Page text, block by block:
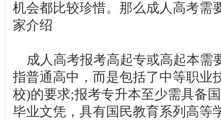
机会都比较珍惜。那么成人高考需
家介绍
成人高考报考高起专或高起本需
指普通高中，而是包括了中等职业
校)的要求;报考专升本至少需具备
毕业文凭，具有国民教育系列高等